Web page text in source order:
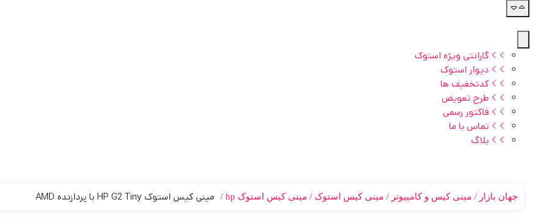
گارانتی ویژه استوک
دیوار استوک
کدتخفیف ها
طرح تعویض
فاکتور رسمی
تماس با ما
بلاگ
جهان بازار مینی کیس و کامپیوتر مینی کیس استوک مینی کیس استوک hp مینی کیس استوک HP G2 Tiny با پردازنده AMD